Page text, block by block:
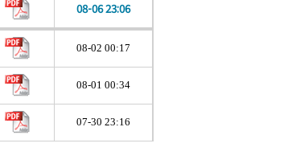
08-06 23:06
08-02 00:17
08-01 00:34
07-30 23:16